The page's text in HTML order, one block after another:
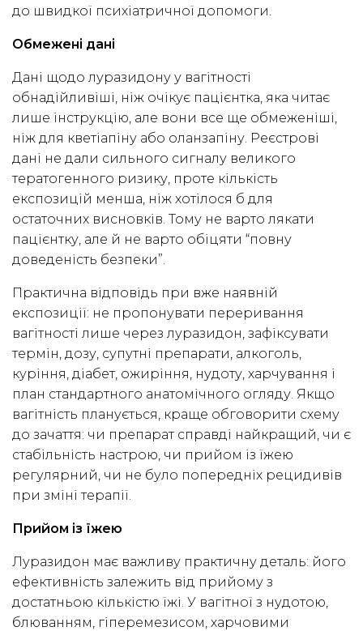
до швидкої психіатричної допомоги.
Обмежені дані
Дані щодо луразидону у вагітності
обнадійливіші, ніж очікує пацієнтка, яка читає
лише інструкцію, але вони все ще обмеженіші,
ніж для кветіапіну або оланзапіну. Реєстрові
дані не дали сильного сигналу великого
тератогенного ризику, проте кількість
експозицій менша, ніж хотілося б для
остаточних висновків. Тому не варто лякати
пацієнтку, але й не варто обіцяти “повну
доведеність безпеки”.
Практична відповідь при вже наявній
експозиції: не пропонувати переривання
вагітності лише через луразидон, зафіксувати
термін, дозу, супутні препарати, алкоголь,
куріння, діабет, ожиріння, нудоту, харчування і
план стандартного анатомічного огляду. Якщо
вагітність планується, краще обговорити схему
до зачаття: чи препарат справді найкращий, чи є
стабільність настрою, чи прийом із їжею
регулярний, чи не було попередніх рецидивів
при зміні терапії.
Прийом із їжею
Луразидон має важливу практичну деталь: його
ефективність залежить від прийому з
достатньою кількістю їжі. У вагітної з нудотою,
блюванням, гіперемезисом, харчовими